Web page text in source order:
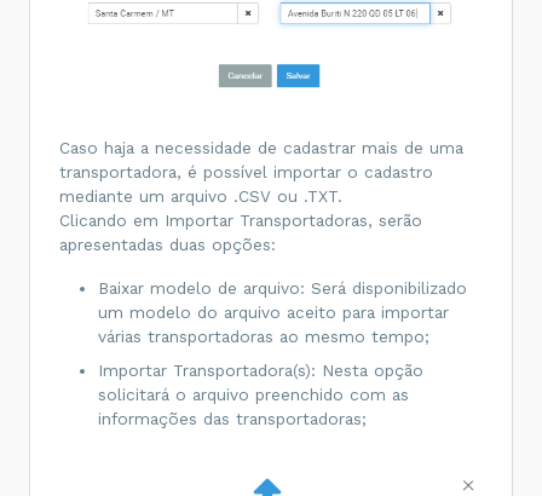
Caso haja a necessidade de cadastrar mais de uma
transportadora, é possível importar o cadastro
mediante um arquivo .CSV ou .TXT.
Clicando em Importar Transportadoras, serão
apresentadas duas opções:
Baixar modelo de arquivo: Será disponibilizado
um modelo do arquivo aceito para importar
várias transportadoras ao mesmo tempo;
Importar Transportadora(s): Nesta opção
solicitará o arquivo preenchido com as
informações das transportadoras;